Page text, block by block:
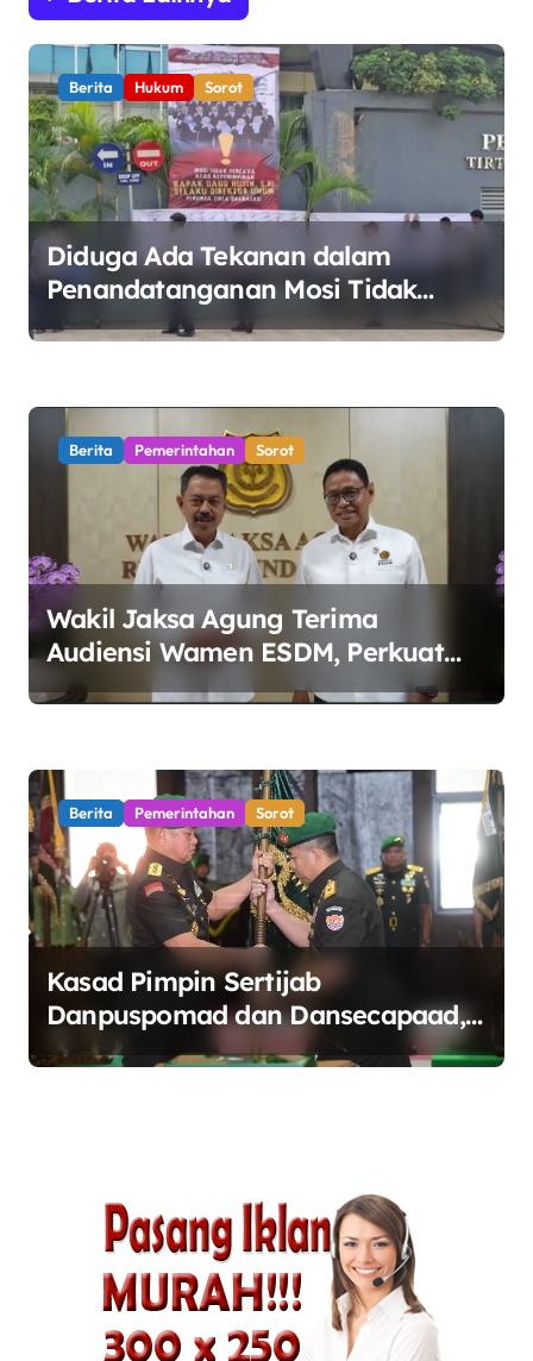
a
s
i
p
o
s
Berita Hukum Sorot
Diduga Ada Tekanan dalam
Penandatanganan Mosi Tidak
Percaya, Purnabakti Minta Polemik
Berita Pemerintahan Sorot
Wakil Jaksa Agung Terima
Audiensi Wamen ESDM, Perkuat
Sinergi Kawal Tata Kelola Sektor
Berita Pemerintahan Sorot
Kasad Pimpin Sertijab
Danpuspomad dan Dansecapaad,
Tegaskan Penguatan Organisasi